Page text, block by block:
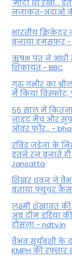
'मोटी थीं रेखा...
नजाकत-अदाओं
भारतीय
बनाया हमसफर -
ऋषभ पंत ने आधी
शिकायत - BBC
गुरु गंभीर का
में किया
55 साल में
नाइट मैच और
ओवर फॉर... -
रविंद्र जडेजा के
इतने रन बनाते ही
Jansatta
शिखर धवन ने
बताया फ्यूचर
लक्ष्मी शेखावत
अब टीम इंडिया
हौसला - ndtv.in
वैभव सूर्यवंशी के
KMPH की